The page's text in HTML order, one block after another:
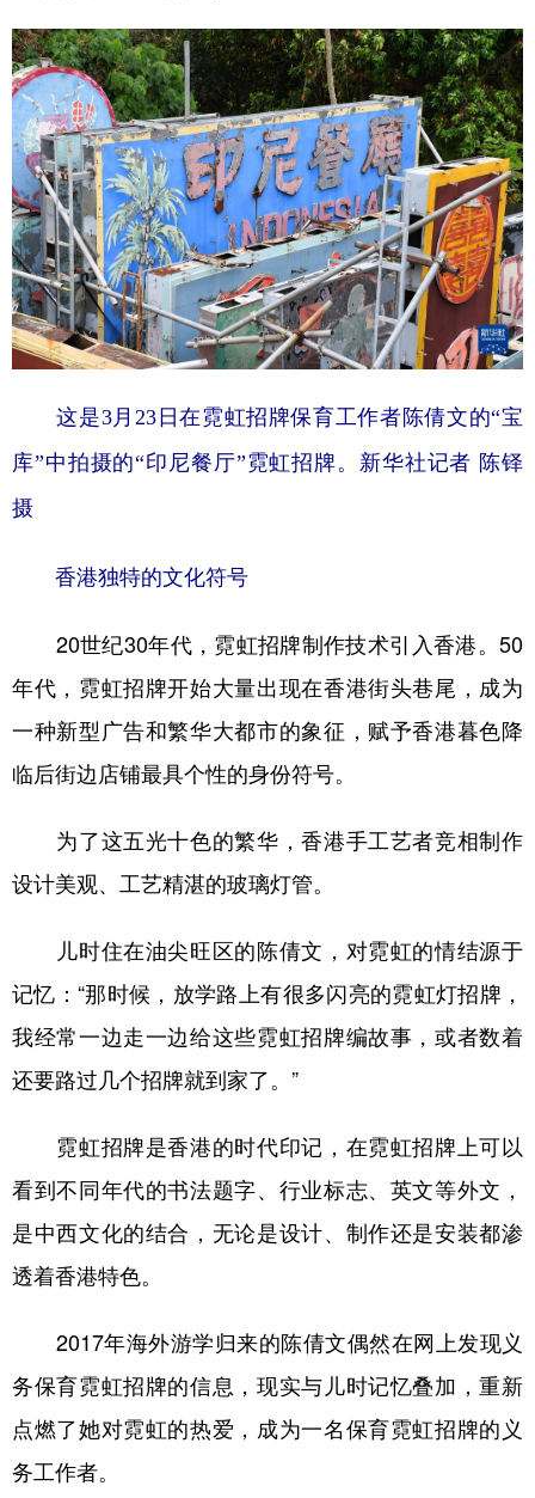
广东 广西 海南 重庆
四川 贵州 云南 西藏
陕西 甘肃 青海 宁夏
新疆 内蒙古 黑龙江
多语种频道
English Español Français عربى
Русский язык 日本語 한국어
Deutsch Português
这是3月23日在霓虹招牌保育工作者陈倩文的“宝
库”中拍摄的“印尼餐厅”霓虹招牌。新华社记者 陈铎
摄
香港独特的文化符号
20世纪30年代，霓虹招牌制作技术引入香港。50
年代，霓虹招牌开始大量出现在香港街头巷尾，成为
一种新型广告和繁华大都市的象征，赋予香港暮色降
临后街边店铺最具个性的身份符号。
为了这五光十色的繁华，香港手工艺者竞相制作
设计美观、工艺精湛的玻璃灯管。
儿时住在油尖旺区的陈倩文，对霓虹的情结源于
记忆：“那时候，放学路上有很多闪亮的霓虹灯招牌，
我经常一边走一边给这些霓虹招牌编故事，或者数着
还要路过几个招牌就到家了。”
霓虹招牌是香港的时代印记，在霓虹招牌上可以
看到不同年代的书法题字、行业标志、英文等外文，
是中西文化的结合，无论是设计、制作还是安装都渗
透着香港特色。
2017年海外游学归来的陈倩文偶然在网上发现义
务保育霓虹招牌的信息，现实与儿时记忆叠加，重新
点燃了她对霓虹的热爱，成为一名保育霓虹招牌的义
务工作者。